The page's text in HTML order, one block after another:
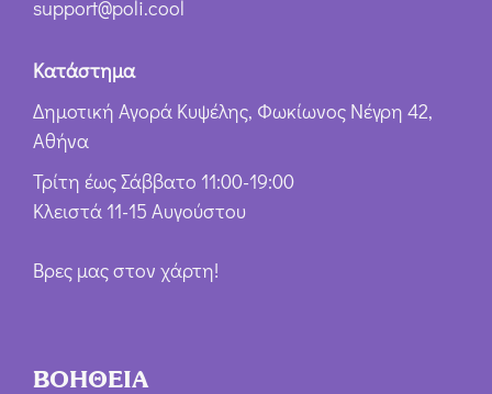
support@poli.cool
Κατάστημα
Δημοτική Αγορά Κυψέλης, Φωκίωνος Νέγρη 42,
Αθήνα
Τρίτη έως Σάββατο 11:00-19:00
Κλειστά 11-15 Αυγούστου
Βρες μας στον χάρτη!
ΒΟΗΘΕΙΑ